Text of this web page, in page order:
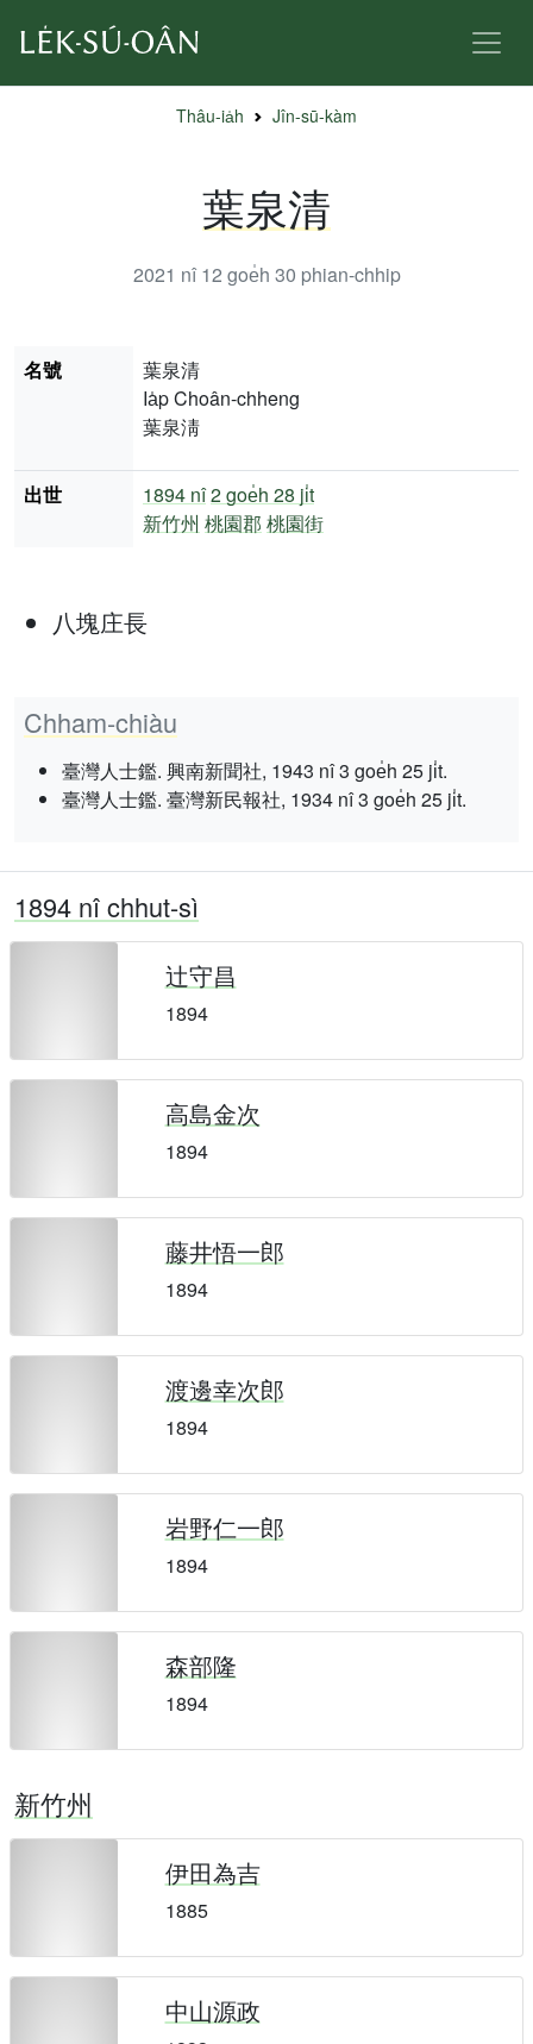
Thâu-ia̍h Jîn-sū-kàm
葉泉清
2021 nî 12 goe̍h 30 phian-chhip
八塊庄長
Chham-chiàu
臺灣人士鑑. 興南新聞社, 1943 nî 3 goe̍h 25 ji̍t.
臺灣人士鑑. 臺灣新民報社, 1934 nî 3 goe̍h 25 ji̍t.
名號
葉泉清
Ia̍p Choân-chheng
葉泉淸
出世 1894 nî2 goe̍h 28 ji̍t
新竹州 桃園郡 桃園街
1894 nî chhut-sì
辻守昌
1894
高島金次
1894
藤井悟一郎
1894
渡邊幸次郎
1894
岩野仁一郎
1894
森部隆
1894
新竹州
伊田為吉
1885
中山源政